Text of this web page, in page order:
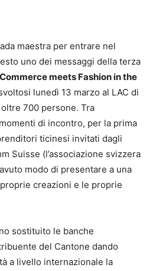
maestra per entrare nel
uno dei messaggi della terza
meets Fashion in the
lunedì 13 marzo al LAC di
700 persone. Tra
di incontro, per la prima
ticinesi invitati dagli
Suisse (l’associazione svizzera
modo di presentare a una
creazioni e le proprie
sostituito le banche
del Cantone dando
a livello internazionale la